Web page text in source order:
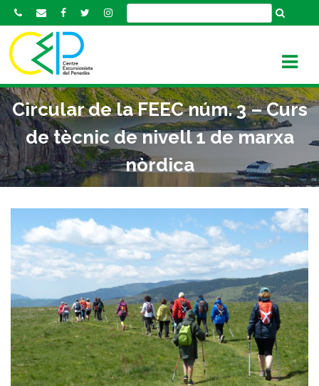
k
o
c
o
n
t
e
Circular de la FEEC núm. 3 – Curs
de tècnic de nivell 1 de marxa
nòrdica